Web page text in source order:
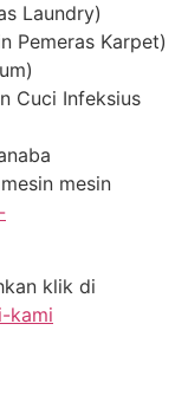
Laundry)
Pemeras Karpet)
Cuci Infeksius
mesin
klik di
kami